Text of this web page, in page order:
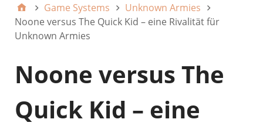
Game Systems
Unknown Armies
Noone versus The Quick Kid – eine Rivalität für
Unknown Armies
Noone versus The
Quick Kid – eine